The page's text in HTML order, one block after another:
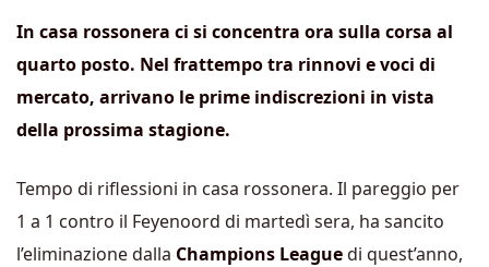
In casa rossonera ci si concentra ora sulla corsa al
quarto posto. Nel frattempo tra rinnovi e voci di
mercato, arrivano le prime indiscrezioni in vista
della prossima stagione.
Tempo di riflessioni in casa rossonera. Il pareggio per
1 a 1 contro il Feyenoord di martedì sera, ha sancito
l’eliminazione dalla Champions Leaguedi quest’anno,